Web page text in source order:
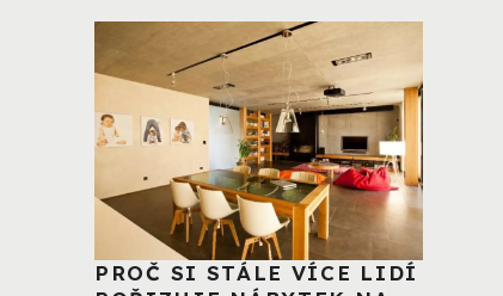
PROČ SI STÁLE VÍCE LIDÍ